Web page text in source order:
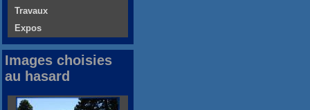
Travaux
Expos
Images choisies
au hasard